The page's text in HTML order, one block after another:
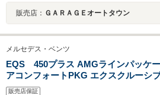
販売店： ＧＡＲＡＧＥオートタウン
メルセデス・ベンツ
EQS 450プラス AMGラインパッケ
アコンフォートPKG エクスクルーシ
バッグ
販売店保証